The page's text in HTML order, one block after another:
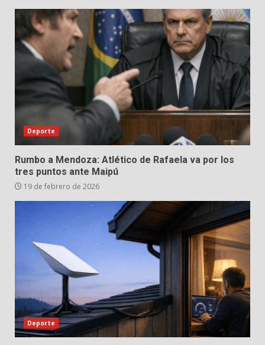
Deporte
Rumbo a Mendoza: Atlético de Rafaela va por los
tres puntos ante Maipú
19 de febrero de 2026
Deporte